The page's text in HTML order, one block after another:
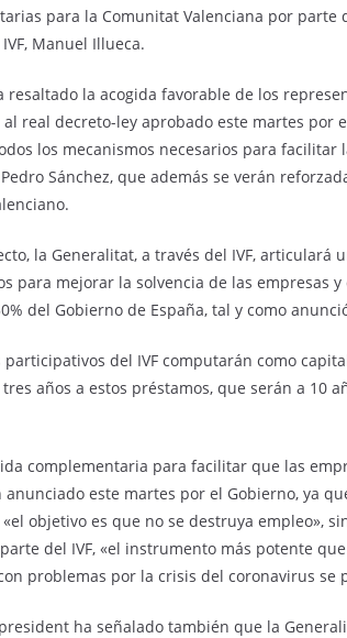
para la Comunitat Valenciana por
Manuel Illueca.
resaltado la acogida favorable de los
al real decreto-ley aprobado este martes por
los mecanismos necesarios para facilitar
Sánchez, que además se verán
la Generalitat, a través del IVF,
para mejorar la solvencia de las empresas
del Gobierno de España, tal y como
participativos del IVF computarán como
años a estos préstamos, que serán a 10
complementaria para facilitar que las
anunciado este martes por el Gobierno, ya
objetivo es que no se destruya empleo»,
del IVF, «el instrumento más potente
problemas por la crisis del coronavirus se
ha señalado también que la